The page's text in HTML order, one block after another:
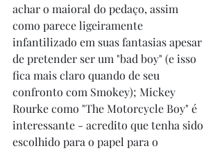
achar o maioral do pedaço, assim
como parece ligeiramente
infantilizado em suas fantasias apesar
de pretender ser um "bad boy" (e isso
fica mais claro quando de seu
confronto com Smokey); Mickey
Rourke como "The Motorcycle Boy" é
interessante - acredito que tenha sido
escolhido para o papel para o